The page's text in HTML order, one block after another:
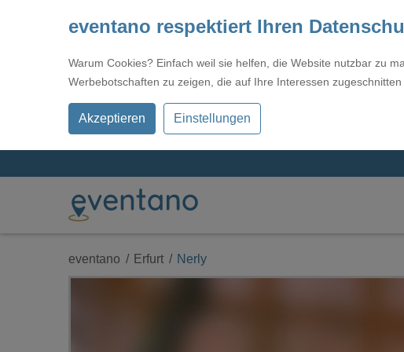
eventano respektiert Ihren
Warum Cookies? Einfach weil sie helfen, die Website nutzbar zu
Werbebotschaften zu zeigen, die auf Ihre Interessen
Akzeptieren Einstellungen
eventano Erfurt Nerly